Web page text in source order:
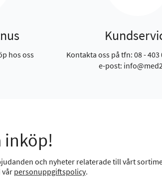
hos oss
Kontakta oss på tfn: 08 - 403
e-post:
inköp!
och nyheter relaterade till vårt
vår personuppgiftspolicy.